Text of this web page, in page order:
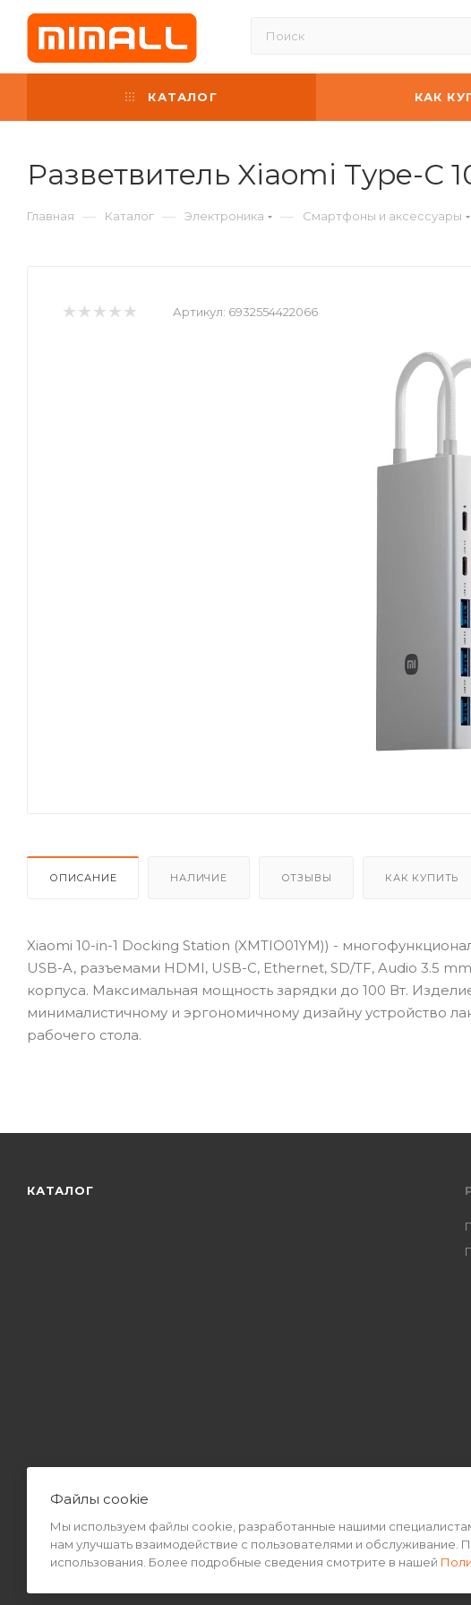
КАТАЛОГ КАК
Разветвитель Xiaomi Type-C
Главная — Каталог — Электроника — Смартфоны и аксессуары
Артикул: 6932554422066
ОПИСАНИЕ НАЛИЧИЕ ОТЗЫВЫ КАК КУПИТЬ
Xiaomi 10-in-1 Docking Station (XMTIO01YM)) -
USB-A, разъемами HDMI, USB-C, Ethernet, SD/TF, Audio 3.5
корпуса. Максимальная мощность зарядки до 100 Вт.
минималистичному и эргономичному дизайну устройство
рабочего стола.
КАТАЛОГ
2026 © Интернет-магазин MiMall® • Не является публичной офертой •
Файлы cookie
Мы используем файлы cookie, разработанные нашими
нам улучшать взаимодействие с пользователями и
использования. Более подробные сведения смотрите в нашей